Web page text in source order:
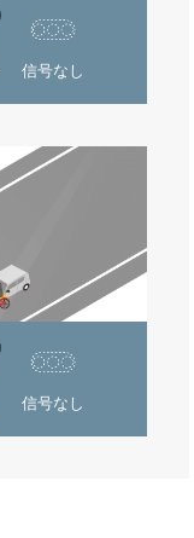
信号なし
信号なし